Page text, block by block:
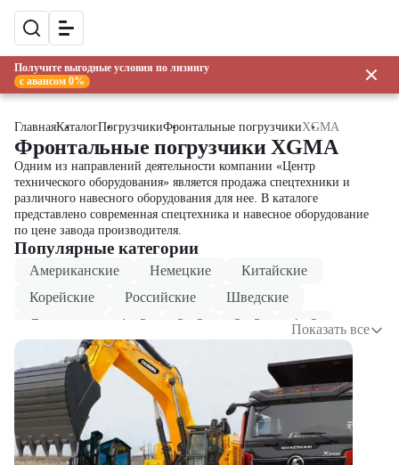
Получите выгодные условия по лизингу
с авансом 0%
ГлавнаяКаталогПогрузчикиФронтальные погрузчикиXGMA
Фронтальные погрузчики XGMA
Одним из направлений деятельности компании «Центр
технического оборудования» является продажа спецтехники и
различного навесного оборудования для нее. В каталоге
представлено современная спецтехника и навесное оборудование
по цене завода производителя.
Популярные категории
Американские Немецкие
Китайские
Корейские
Российские
Шведские
Японские
1 м3 2 м3 3 м3
4 м3
6 м3 7 м3
20 м3
1 тонна
2 тонны
4 тонны
5 тонн
7 тонн 8 тонн
10 тонн
16 тонн
Показать все